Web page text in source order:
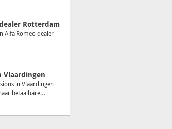
Rotterdam
Alfa Romeo dealer
Vlaardingen
in Vlaardingen
betaalbare…